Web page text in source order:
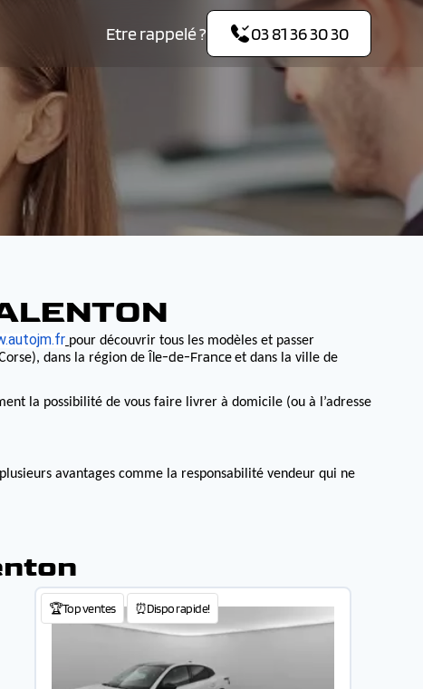
Etre rappelé ? 03 81 36 30 30
pour découvrir tous les modèles et passer
dans la région de Île-de-Franceet dans la ville de
la possibilité de vous faire livrer à domicile (ou à l’adresse
avantages comme la responsabilité vendeur qui ne
🏆Top ventes ⏰Dispo rapide!